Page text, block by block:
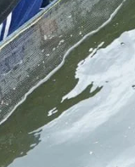
KATEGORI
Berita
Bisnis
Budidaya
Event